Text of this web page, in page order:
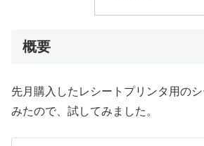
概要
先月購入したレシートプリンタ用の
みたので、試してみました。